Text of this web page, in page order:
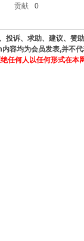
贡献 0
投诉、求助、建议、赞
容均为会员发表,并不
任何人以任何形式在本